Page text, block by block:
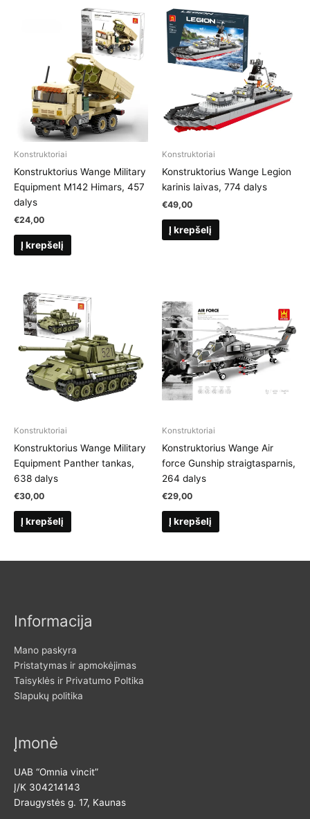
Konstruktoriai
Konstruktorius Wange Military
Equipment M142 Himars, 457
dalys
€24,00
Į krepšelį
Konstruktoriai
Konstruktorius Wange Legion
karinis laivas, 774 dalys
€49,00
Į krepšelį
Konstruktoriai
Konstruktorius Wange Military
Equipment Panther tankas,
638 dalys
€30,00
Į krepšelį
Konstruktoriai
Konstruktorius Wange Air
force Gunship straigtasparnis,
264 dalys
€29,00
Į krepšelį
Informacija
Mano paskyra
Pristatymas ir apmokėjimas
Taisyklės ir Privatumo Poltika
Slapukų politika
Įmonė
UAB “Omnia vincit”
Į/K 304214143
Draugystės g. 17, Kaunas